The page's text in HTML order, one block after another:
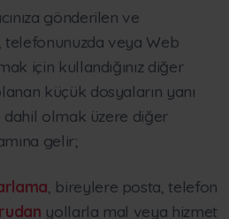
gönderilen ve
telefonunuzda veya Web
için kullandığınız diğer
küçük dosyaların yanı
dahil olmak üzere diğer
gelir;
, bireylere posta, telefon
yollarla mal veya hizmet